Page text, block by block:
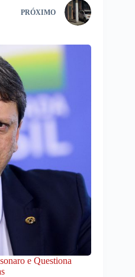
PRÓXIMO
e Questiona